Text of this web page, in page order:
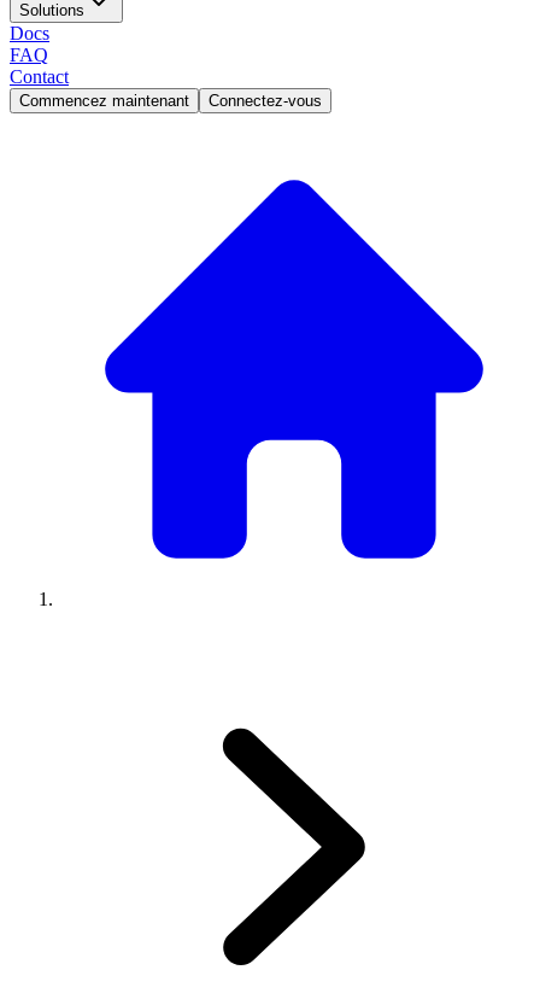
Solutions
Docs
FAQ
Contact
Commencez maintenant Connectez-vous